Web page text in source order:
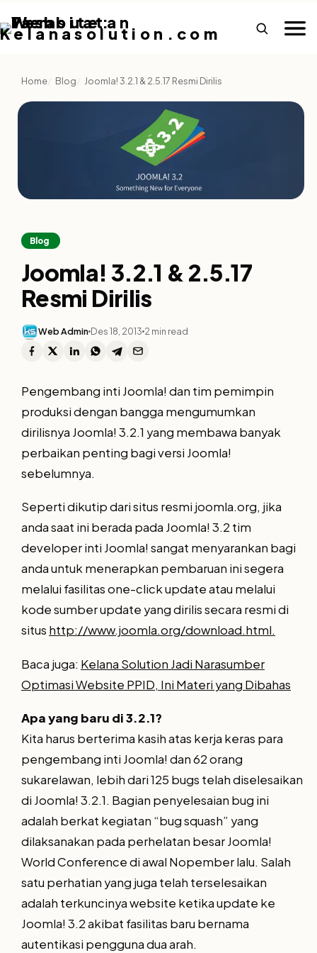
Home Blog Joomla! 3.2.1 & 2.5.17 Resmi Dirilis
Blog
Joomla! 3.2.1 & 2.5.17
Resmi Dirilis
Web Admin Des 18, 2013 2 min read
Pengembang inti Joomla! dan tim pemimpin
produksi dengan bangga mengumumkan
dirilisnya Joomla! 3.2.1 yang membawa banyak
perbaikan penting bagi versi Joomla!
sebelumnya.
Seperti dikutip dari situs resmi joomla.org, jika
anda saat ini berada pada Joomla! 3.2 tim
developer inti Joomla! sangat menyarankan bagi
anda untuk menerapkan pembaruan ini segera
melalui fasilitas one-click update atau melalui
kode sumber update yang dirilis secara resmi di
situs http://www.joomla.org/download.html.
Baca juga: Kelana Solution Jadi Narasumber
Optimasi Website PPID, Ini Materi yang Dibahas
Apa yang baru di 3.2.1?
Kita harus berterima kasih atas kerja keras para
pengembang inti Joomla! dan 62 orang
sukarelawan, lebih dari 125 bugs telah diselesaikan
di Joomla! 3.2.1. Bagian penyelesaian bug ini
adalah berkat kegiatan “bug squash” yang
dilaksanakan pada perhelatan besar Joomla!
World Conference di awal Nopember lalu. Salah
satu perhatian yang juga telah terselesaikan
adalah terkuncinya website ketika update ke
Joomla! 3.2 akibat fasilitas baru bernama
autentikasi pengguna dua arah.